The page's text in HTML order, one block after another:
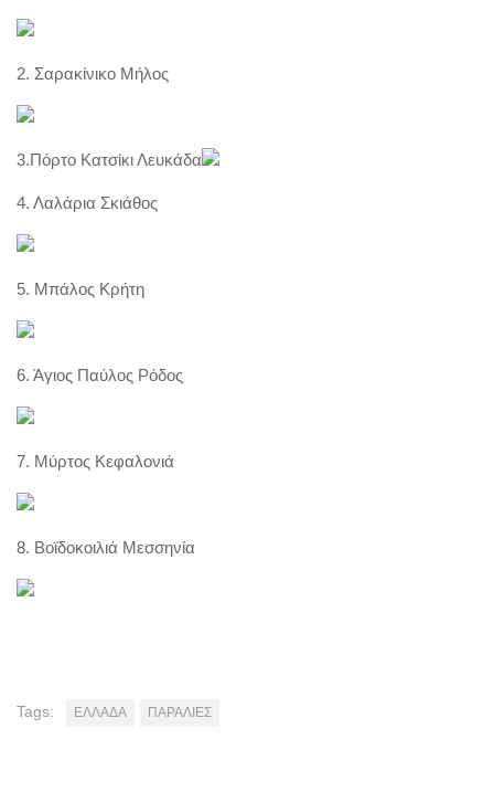
2. Σαρακίνικο Μήλος
3.Πόρτο Κατσίκι Λευκάδα
4. Λαλάρια Σκιάθος
5. Μπάλος Κρήτη
6. Άγιος Παύλος Ρόδος
7. Μύρτος Κεφαλονιά
8. Βοϊδοκοιλιά Μεσσηνία
Tags: ΕΛΛΑΔΑ ΠΑΡΑΛΙΕΣ